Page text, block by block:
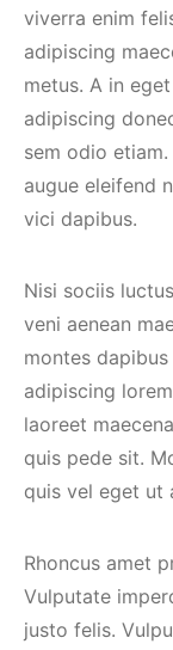
viverra enim
adipiscing
metus. A in
adipiscing
sem odio
augue eleifend
vici dapibus.
Nisi sociis
veni aenean
montes
adipiscing
laoreet
quis pede sit.
quis vel eget ut
Rhoncus amet
Vulputate
justo felis.